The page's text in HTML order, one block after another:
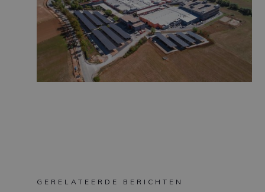
GERELATEERDE BERICHTEN